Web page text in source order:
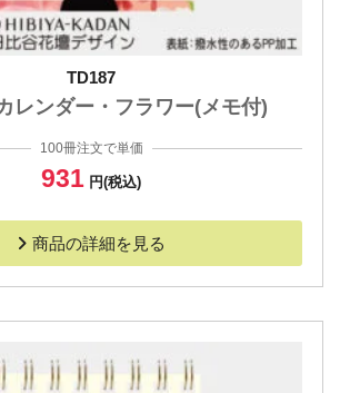
TD187
レンダー・フラワー(メモ付)
100冊注文で単価
931 円(税込)
商品の詳細を見る